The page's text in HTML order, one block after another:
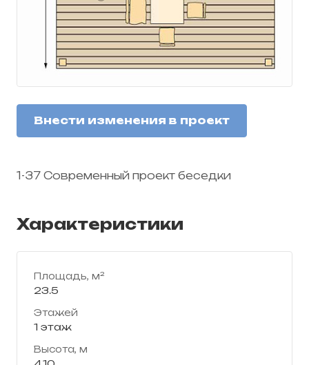
Внести изменения в проект
1-37 Современный проект беседки
Характеристики
Площадь, м²
23.5
Этажей
1 этаж
Высота, м